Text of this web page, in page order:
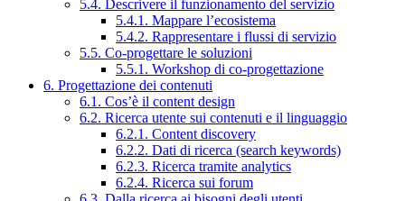
5.4. Descrivere il funzionamento del servizio
5.4.1. Mappare l’ecosistema
5.4.2. Rappresentare i flussi di servizio
5.5. Co-progettare le soluzioni
5.5.1. Workshop di co-progettazione
6. Progettazione dei contenuti
6.1. Cos’è il content design
6.2. Ricerca utente sui contenuti e il linguaggio
6.2.1. Content discovery
6.2.2. Dati di ricerca (search keywords)
6.2.3. Ricerca tramite analytics
6.2.4. Ricerca sui forum